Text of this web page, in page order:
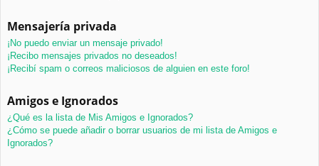
Mensajería privada
¡No puedo enviar un mensaje privado!
¡Recibo mensajes privados no deseados!
¡Recibí spam o correos maliciosos de alguien en este foro!
Amigos e Ignorados
¿Qué es la lista de Mis Amigos e Ignorados?
¿Cómo se puede añadir o borrar usuarios de mi lista de Amigos e
Ignorados?